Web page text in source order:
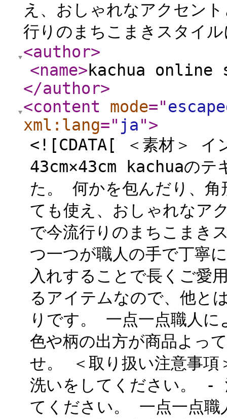
え、おしゃれなアクセン
行りのまちこまきスタイ
<author>
<name>kachua online
</author>
<content
mode="
xml:lang=" ja">
<![CDATA[ ＜素材＞ イ
43cm×43cm kachuaのテ
た。 何かを包んだり、
ても使え、おしゃれなア
で今流行りのまちこまき
つ一つが職人の手で丁寧
入れすることで長くご愛
るアイテムなので、他と
りです。 一点一点職人
色や柄の出方が商品よっ
せ。 ＜取り扱い注意事
洗いをしてください。 -
てください。 一点一点職